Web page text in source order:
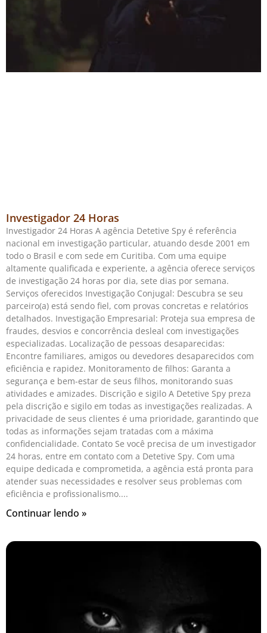
Investigador 24 Horas
Investigador 24 Horas A agência Detetive Spy é referência
nacional em investigação particular, atuando desde 2001 em
todo o Brasil e com sede em Curitiba. Com uma equipe
altamente qualificada e experiente, a agência oferece serviços
de investigação 24 horas por dia, sete dias por semana.
Serviços oferecidos Investigação Conjugal: Descubra se seu
parceiro(a) está sendo fiel, com provas concretas e relatórios
detalhados. Investigação Empresarial: Proteja sua empresa de
fraudes, desvios e concorrência desleal com investigações
especializadas. Localização de pessoas desaparecidas:
Encontre familiares, amigos ou devedores desaparecidos com
eficiência e rapidez. Monitoramento de filhos: Garanta a
segurança e bem-estar de seus filhos, monitorando suas
atividades e amizades. Discrição e sigilo A Detetive Spy preza
pela discrição e sigilo em todas as investigações realizadas. A
privacidade de seus clientes é uma prioridade, garantindo que
todas as informações sejam tratadas com a máxima
confidencialidade. Contato Se você precisa de um investigador
24 horas, entre em contato com a Detetive Spy. Com uma
equipe dedicada e comprometida, a agência está pronta para
atender suas necessidades e resolver seus problemas com
eficiência e profissionalismo.
Continuar lendo »